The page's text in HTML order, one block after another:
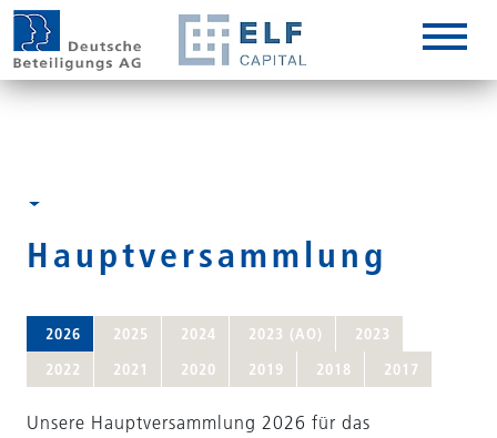
Hauptversammlung
2026 2025 2024 2023 (AO)
2023
2022
2021 2020 2019 2018 2017
Unsere Hauptversammlung 2026 für das